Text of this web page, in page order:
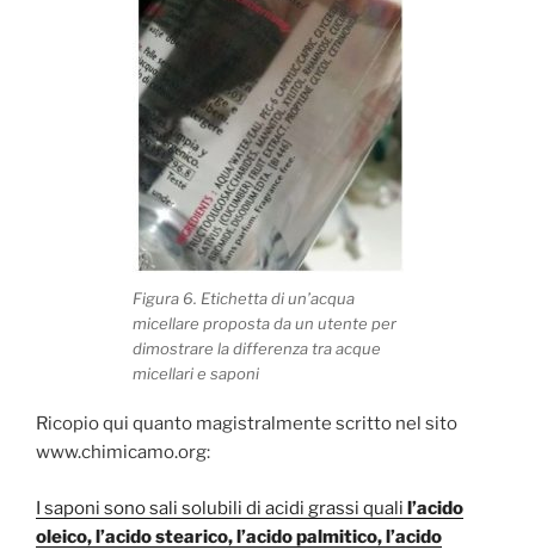
Figura 6. Etichetta di un’acqua
micellare proposta da un utente per
dimostrare la differenza tra acque
micellari e saponi
Ricopio qui quanto magistralmente scritto nel sito
www.chimicamo.org:
I saponi sono sali solubili di acidi grassi quali l’acido
oleico, l’acido stearico, l’acido palmitico, l’acido